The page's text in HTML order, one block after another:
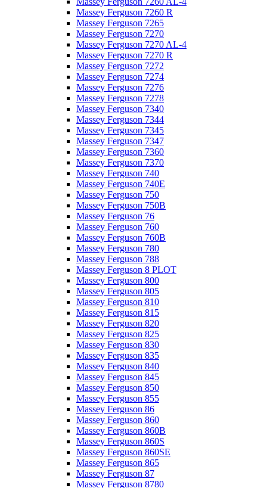
Massey Ferguson 7260 R
Massey Ferguson 7265
Massey Ferguson 7270
Massey Ferguson 7270 AL-4
Massey Ferguson 7270 R
Massey Ferguson 7272
Massey Ferguson 7274
Massey Ferguson 7276
Massey Ferguson 7278
Massey Ferguson 7340
Massey Ferguson 7344
Massey Ferguson 7345
Massey Ferguson 7347
Massey Ferguson 7360
Massey Ferguson 7370
Massey Ferguson 740
Massey Ferguson 740E
Massey Ferguson 750
Massey Ferguson 750B
Massey Ferguson 76
Massey Ferguson 760
Massey Ferguson 760B
Massey Ferguson 780
Massey Ferguson 788
Massey Ferguson 8 PLOT
Massey Ferguson 800
Massey Ferguson 805
Massey Ferguson 810
Massey Ferguson 815
Massey Ferguson 820
Massey Ferguson 825
Massey Ferguson 830
Massey Ferguson 835
Massey Ferguson 840
Massey Ferguson 845
Massey Ferguson 850
Massey Ferguson 855
Massey Ferguson 86
Massey Ferguson 860
Massey Ferguson 860B
Massey Ferguson 860S
Massey Ferguson 860SE
Massey Ferguson 865
Massey Ferguson 87
Massey Ferguson 8780